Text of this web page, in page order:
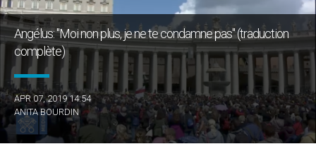
Angélus: "Moi non plus, je ne te condamne pas" (traduction
complète)
APR 07, 2019 14:54
ANITA BOURDIN